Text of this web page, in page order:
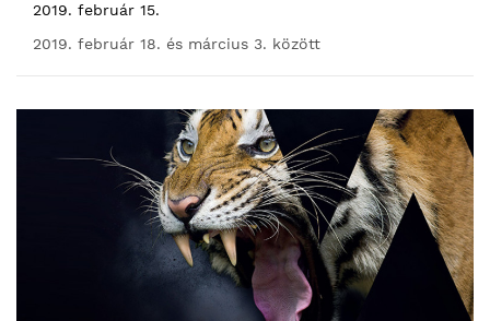
2019. február 15.
2019. február 18. és március 3. között